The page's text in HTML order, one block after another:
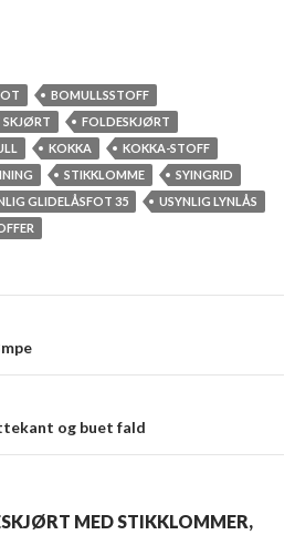
BOMULLSSTOFF
SKJØRT
FOLDESKJØRT
KOKKA
KOKKA-STOFF
STIKKLOMME
SYINGRID
GLIDELÅSFOT 35
USYNLIG LYNLÅS
og buet fald
MED STIKKLOMMER,